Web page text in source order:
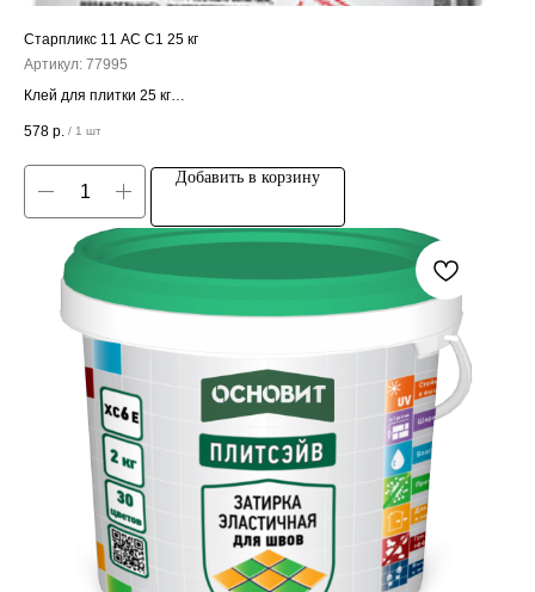
Старпликс 11 АС C1 25 кг
Артикул: 77995
Клей для плитки 25 кг
Цена за штуку
578 р. / 1 шт
Добавить в корзину